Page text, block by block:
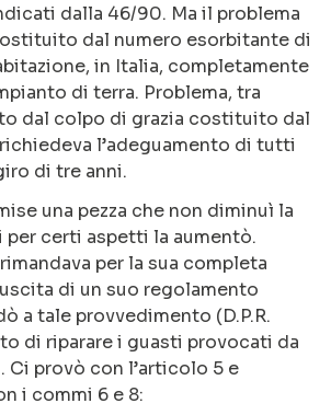
dalla 46/90. Ma il problema
dal numero esorbitante di
in Italia, completamente
di terra. Problema, tra
dal colpo di grazia costituito dal
l’adeguamento di tutti
di tre anni.
una pezza che non diminuì la
per certi aspetti la aumentò.
per la sua completa
di un suo regolamento
a tale provvedimento (D.P.R.
di riparare i guasti provocati da
Ci provò con l’articolo 5 e
i commi 6 e 8: